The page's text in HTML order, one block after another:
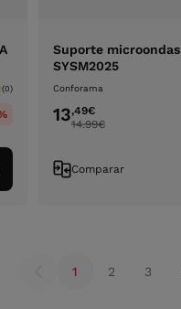
(0)
Suporte microondas
SYSM2025
Conforama
13,49€
14.99€
Comparar
1 2 3